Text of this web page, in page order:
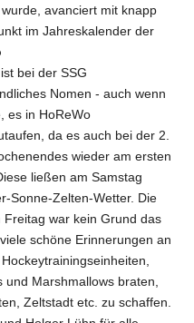
avanciert mit knapp
im Jahreskalender der
bei der SSG
Nomen - auch wenn
es in HoReWo
da es auch bei der 2.
wieder am ersten
ließen am Samstag
Sonne-Zelten-Wetter. Die
war kein Grund das
schöne Erinnerungen an
Marshmallows braten,
Zeltstadt etc. zu schaffen.